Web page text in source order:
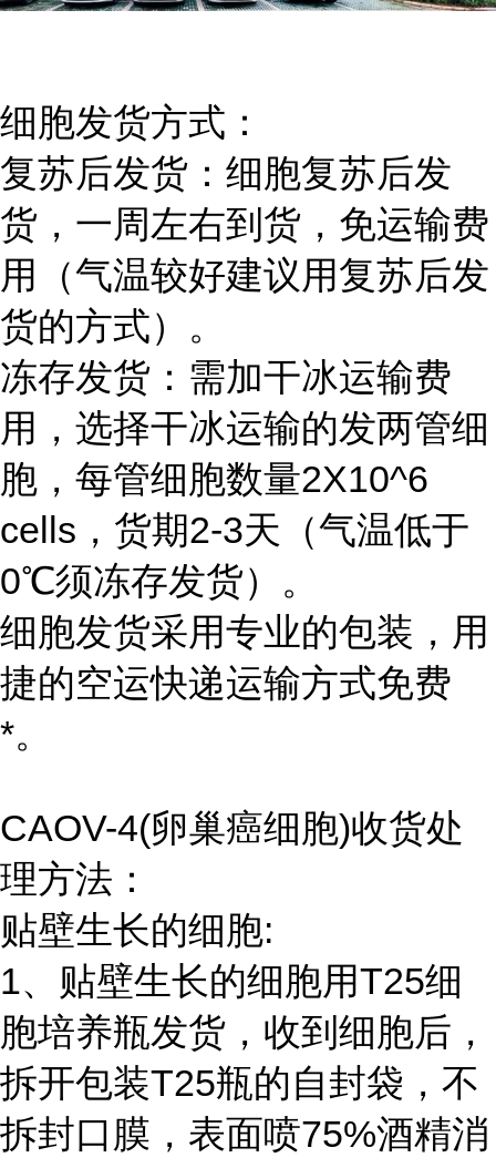
细胞发货方式：
复苏后发货：细胞复苏后发
货，一周左右到货，免运输费
用（气温较好建议用复苏后发
货的方式）。
冻存发货：需加干冰运输费
用，选择干冰运输的发两管细
胞，每管细胞数量2X10^6
cells，货期2-3天（气温低于
0℃须冻存发货）。
细胞发货采用专业的包装，用
捷的空运快递运输方式免费
*。
CAOV-4(卵巢癌细胞)收货处
理方法：
贴壁生长的细胞:
1、贴壁生长的细胞用T25细
胞培养瓶发货，收到细胞后，
拆开包装T25瓶的自封袋，不
拆封口膜，表面喷75%酒精消